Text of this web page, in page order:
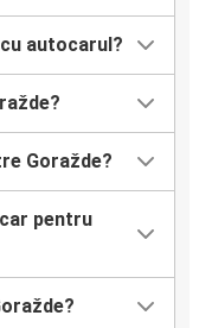
autocarul?
Goražde?
pentru